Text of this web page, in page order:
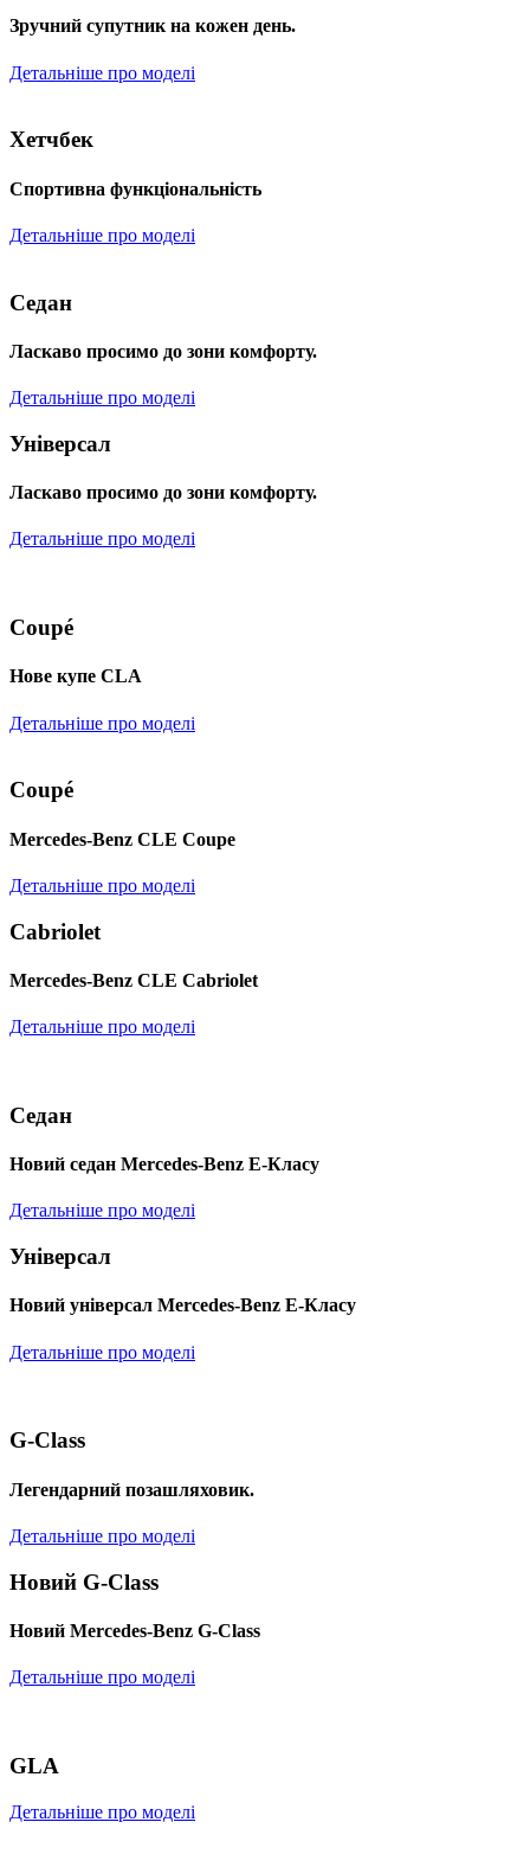
Зручний супутник на кожен день.
Детальніше про моделі
Хетчбек
Спортивна функціональність
Детальніше про моделі
Седан
Ласкаво просимо до зони комфорту.
Детальніше про моделі
Універсал
Ласкаво просимо до зони комфорту.
Детальніше про моделі
Coupé
Нове купе CLA
Детальніше про моделі
Coupé
Mercedes-Benz CLE Coupe
Детальніше про моделі
Cabriolet
Mercedes-Benz CLE Cabriolet
Детальніше про моделі
Седан
Новий седан Mercedes-Benz Е-Класу
Детальніше про моделі
Універсал
Новий універсал Mercedes-Benz E-Класу
Детальніше про моделі
G-Class
Легендарний позашляховик.
Детальніше про моделі
Новий G-Class
Новий Mercedes-Benz G-Class
Детальніше про моделі
GLA
Детальніше про моделі